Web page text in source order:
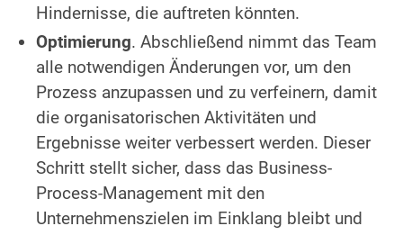
Hindernisse, die auftreten könnten.
Optimierung. Abschließend nimmt das Team
alle notwendigen Änderungen vor, um den
Prozess anzupassen und zu verfeinern, damit
die organisatorischen Aktivitäten und
Ergebnisse weiter verbessert werden. Dieser
Schritt stellt sicher, dass das Business-
Process-Management mit den
Unternehmenszielen im Einklang bleibt und